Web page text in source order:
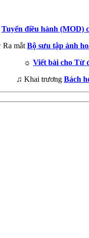
Tuyển điều hành (MOD)
Ra mắt Bộ sưu tập ảnh
☼ Viết bài cho Từ
♫ Khai trương Bách